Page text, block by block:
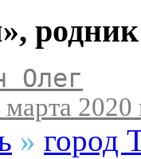
Олег
марта 2020
» город